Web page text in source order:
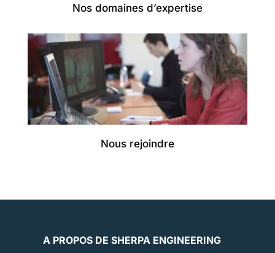
Nos domaines d’expertise
Nous rejoindre
A PROPOS DE SHERPA ENGINEERING